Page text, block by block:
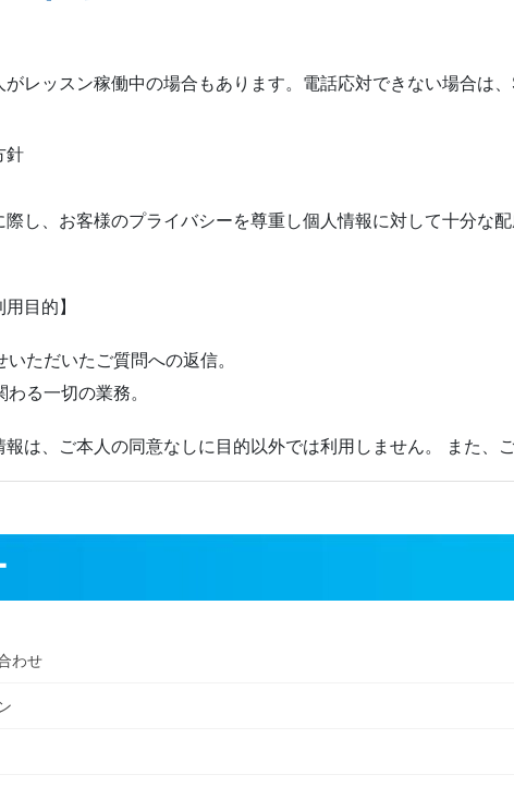
レッスン稼働中の場合もあります。電話応対できない場合は
針
際し、お客様のプライバシーを尊重し個人情報に対して十分な
目的】
いただいたご質問への返信。
わる一切の業務。
は、ご本人の同意なしに目的以外では利用しません。 また、
わせ